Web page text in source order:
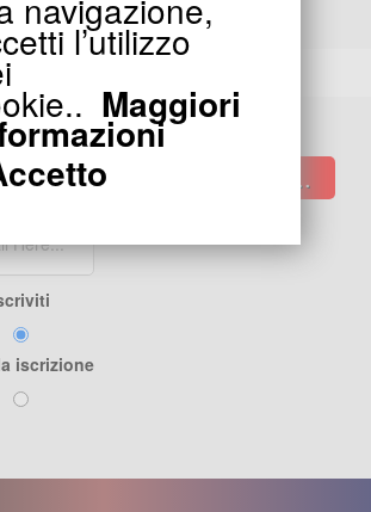
E-MAIL
iscrizione
Invia..
l’utilizzo
Maggiori